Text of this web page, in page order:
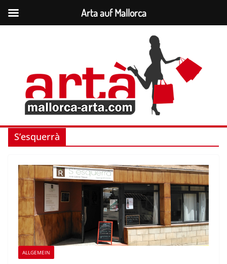
S’esquerrà
ALLGEMEIN
Arta auf Mallorca